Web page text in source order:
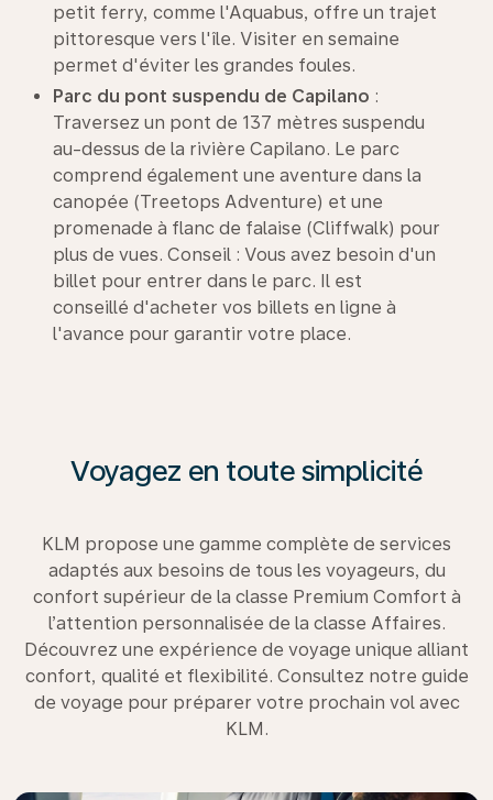
petit ferry, comme l'Aquabus, offre un trajet
pittoresque vers l'île. Visiter en semaine
permet d'éviter les grandes foules.
Parc du pont suspendu de Capilano :
Traversez un pont de 137 mètres suspendu
au-dessus de la rivière Capilano. Le parc
comprend également une aventure dans la
canopée (Treetops Adventure) et une
promenade à flanc de falaise (Cliffwalk) pour
plus de vues. Conseil : Vous avez besoin d'un
billet pour entrer dans le parc. Il est
conseillé d'acheter vos billets en ligne à
l'avance pour garantir votre place.
Voyagez en toute simplicité
KLM propose une gamme complète de services
adaptés aux besoins de tous les voyageurs, du
confort supérieur de la classe Premium Comfort à
l’attention personnalisée de la classe Affaires.
Découvrez une expérience de voyage unique alliant
confort, qualité et flexibilité. Consultez notre guide
de voyage pour préparer votre prochain vol avec
KLM.